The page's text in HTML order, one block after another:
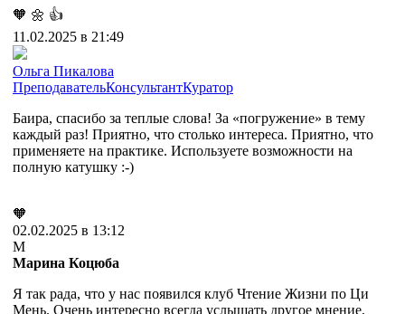
🧡 🌼 👍
11.02.2025 в 21:49
Ольга Пикалова
ПреподавательКонсультантКуратор
Баира, спасибо за теплые слова! За «погружение» в тему
каждый раз! Приятно, что столько интереса. Приятно, что
применяете на практике. Используете возможности на
полную катушку :-)
🧡
02.02.2025 в 13:12
М
Марина Коцюба
Я так рада, что у нас появился клуб Чтение Жизни по Ци
Мень. Очень интересно всегда услышать другое мнение,